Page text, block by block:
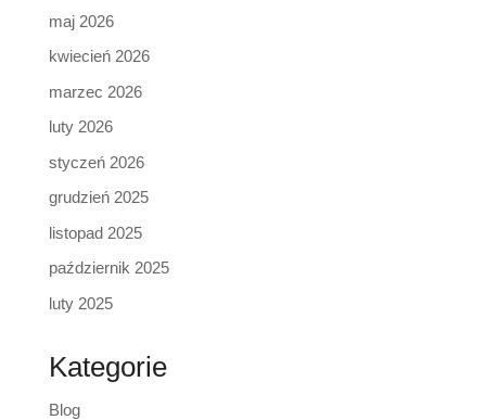
maj 2026
kwiecień 2026
marzec 2026
luty 2026
styczeń 2026
grudzień 2025
listopad 2025
październik 2025
luty 2025
Kategorie
Blog